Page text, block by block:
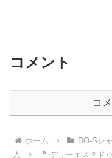
コメント
コ
ホーム DO-Sシ
入
デューエス？ド